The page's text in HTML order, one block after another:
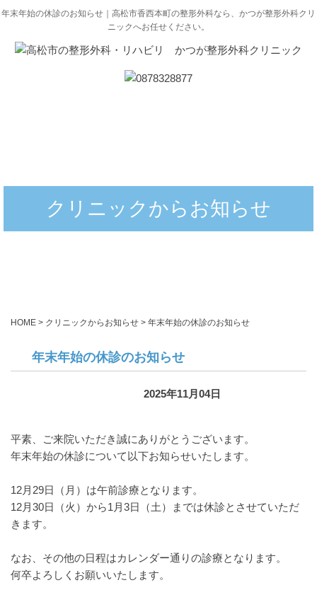
年末年始の休診のお知らせ｜高松市香西本町の整形外科なら、かつが整形外科クリ
ニックへお任せください。
クリニックからお知らせ
HOME > クリニックからお知らせ > 年末年始の休診のお知らせ
年末年始の休診のお知らせ
2025年11月04日
平素、ご来院いただき誠にありがとうございます。
年末年始の休診について以下お知らせいたします。
12月29日（月）は午前診療となります。
12月30日（火）から1月3日（土）までは休診とさせていただ
きます。
なお、その他の日程はカレンダー通りの診療となります。
何卒よろしくお願いいたします。